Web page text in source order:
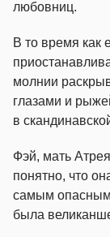
любовниц.
В то время как
молнии
глазами и
в
Фэй, мать
понятно, что
самым опасным
была